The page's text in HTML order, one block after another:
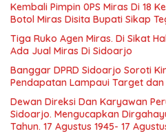
Kembali Pimpin 0PS Miras Di 18
Botol Miras Disita Bupati Sikap
Tiga Ruko Agen Miras. Di Sikat
Ada Jual Miras Di Sidoarjo
Banggar DPRD Sidoarjo Soroti
Pendapatan Lampaui Target
Dewan Direksi Dan Karyawan
Sidoarjo. Mengucapkan
Tahun. 17 Agustus 1945- 17